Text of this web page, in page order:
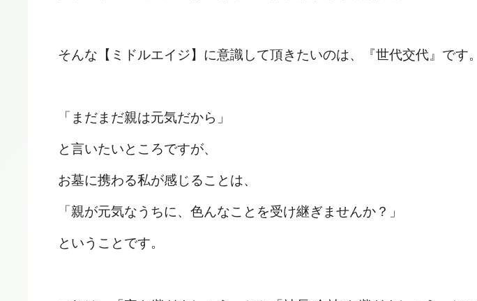
そんな【ミドルエイジ】に意識して頂きたいのは、『世代交代』です。
「まだまだ親は元気だから」
と言いたいところですが、
お墓に携わる私が感じることは、
「親が元気なうちに、色んなことを受け継ぎませんか？」
ということです。